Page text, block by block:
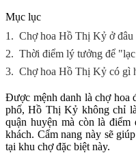
Mục lục
1. Chợ hoa Hồ Thị Kỷ ở đâu
2. Thời điểm lý tưởng để
3. Chợ hoa Hồ Thị Kỷ có gì
Được mệnh danh là chợ hoa
phố, Hồ Thị Kỷ không chỉ
quận huyện mà còn là điểm
khách. Cẩm nang này sẽ
tại khu chợ đặc biệt này.